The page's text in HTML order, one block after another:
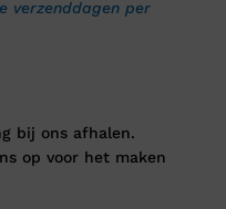
verzenddagen per
bij ons afhalen.
op voor het maken